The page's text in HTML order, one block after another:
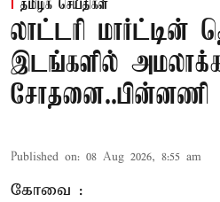
தமிழக செய்திகள்
லாட்டரி மார்ட்டின்
இடங்களில்
Published on: 08 Aug 2026, 8:55 am
கோவை :